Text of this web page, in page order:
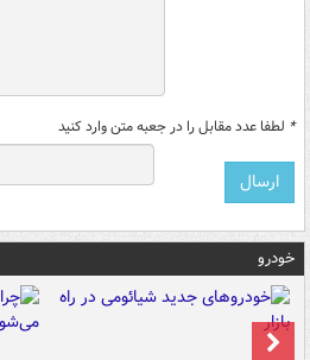
* لطفا عدد مقابل را در جعبه متن وارد کنید
خودرو